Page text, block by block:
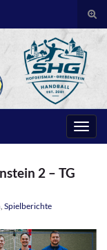
2 – TG
, Spielberichte